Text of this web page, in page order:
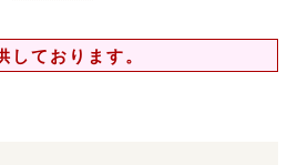
ております。